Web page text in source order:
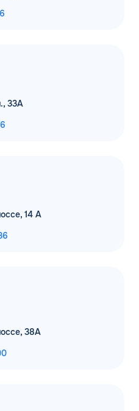
33А
14 А
38А
ИП
данных